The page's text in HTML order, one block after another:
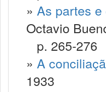
» As partes
Octavio
p. 265-276
» A
1933